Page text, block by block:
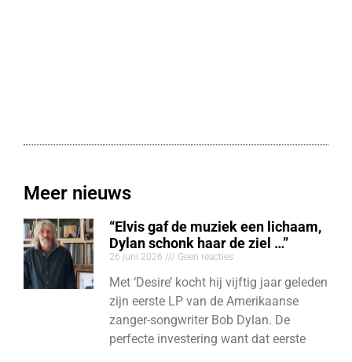
Meer nieuws
“Elvis gaf de muziek een lichaam,
Dylan schonk haar de ziel …”
26 juni 2026 Geen reacties
Met ‘Desire’ kocht hij vijftig jaar geleden
zijn eerste LP van de Amerikaanse
zanger-songwriter Bob Dylan. De
perfecte investering want dat eerste